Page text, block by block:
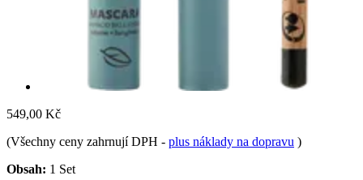
549,00 Kč
(Všechny ceny zahrnují DPH - plus náklady na dopravu )
Obsah: 1 Set